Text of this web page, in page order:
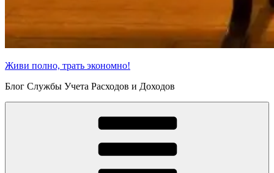
Живи полно, трать экономно!
Блог Службы Учета Расходов и Доходов